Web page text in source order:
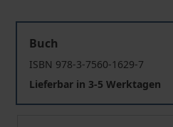
Buch
ISBN 978-3-7560-1629-7
Lieferbar in 3-5 Werktagen